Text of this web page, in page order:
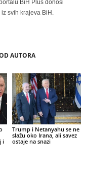
BiH Plus donosi
svih krajeva BiH.
AUTORA
i
Trump i Netanyahu se ne
slažu oko Irana, ali savez
ostaje na snazi